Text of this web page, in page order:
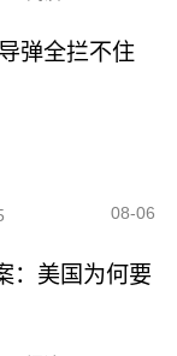
弹全拦不住
08-06
：美国为何要